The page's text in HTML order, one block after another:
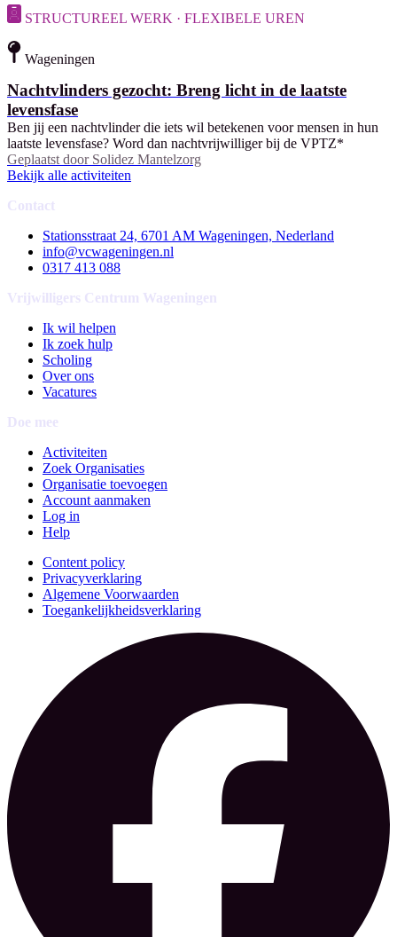
STRUCTUREEL WERK · FLEXIBELE UREN
Wageningen
Nachtvlinders gezocht: Breng licht in de laatste
levensfase
Ben jij een nachtvlinder die iets wil betekenen voor mensen in hun
laatste levensfase? Word dan nachtvrijwilliger bij de VPTZ*
Geplaatst door Solidez Mantelzorg
Bekijk alle activiteiten
Contact
Stationsstraat 24, 6701 AM Wageningen, Nederland
info@vcwageningen.nl
0317 413 088
Vrijwilligers Centrum Wageningen
Ik wil helpen
Ik zoek hulp
Scholing
Over ons
Vacatures
Doe mee
Activiteiten
Zoek Organisaties
Organisatie toevoegen
Account aanmaken
Log in
Help
Content policy
Privacyverklaring
Algemene Voorwaarden
Toegankelijkheidsverklaring